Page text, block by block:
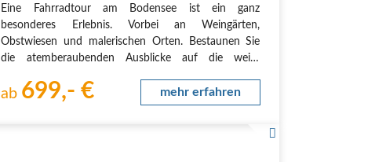
Eine Fahrradtour am Bodensee ist ein ganz
besonderes Erlebnis. Vorbei an Weingärten,
Obstwiesen und malerischen Orten. Bestaunen Sie
die atemberaubenden Ausblicke auf die weite
hinter seinem Südufer erheben. Erkunden Sie die
ab 699,- € mehr erfahren